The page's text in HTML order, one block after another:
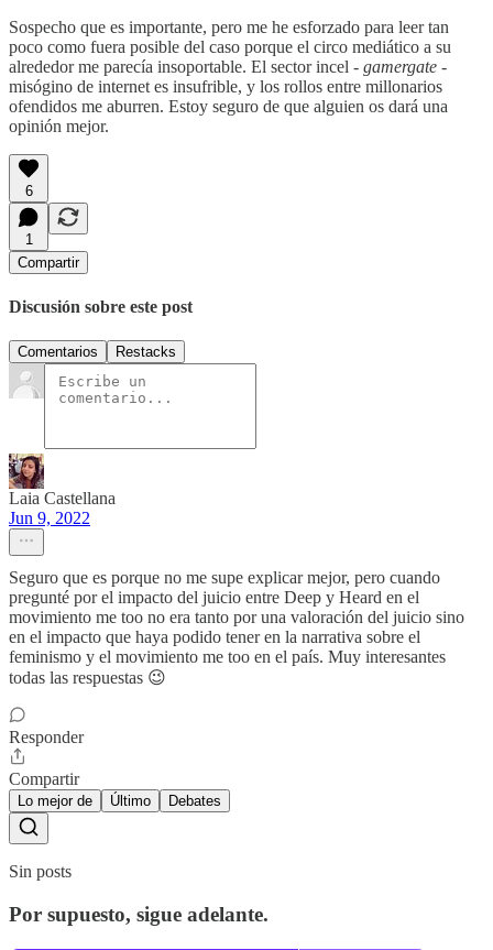
Sospecho que es importante, pero me he esforzado para leer tan
poco como fuera posible del caso porque el circo mediático a su
alrededor me parecía insoportable. El sector incel - gamergate -
misógino de internet es insufrible, y los rollos entre millonarios
ofendidos me aburren. Estoy seguro de que alguien os dará una
opinión mejor.
6
1
Compartir
Discusión sobre este post
Comentarios Restacks
Laia Castellana
Jun 9, 2022
Seguro que es porque no me supe explicar mejor, pero cuando
pregunté por el impacto del juicio entre Deep y Heard en el
movimiento me too no era tanto por una valoración del juicio sino
en el impacto que haya podido tener en la narrativa sobre el
feminismo y el movimiento me too en el país. Muy interesantes
todas las respuestas 😉
Responder
Compartir
Lo mejor de Último Debates
Sin posts
Por supuesto, sigue adelante.